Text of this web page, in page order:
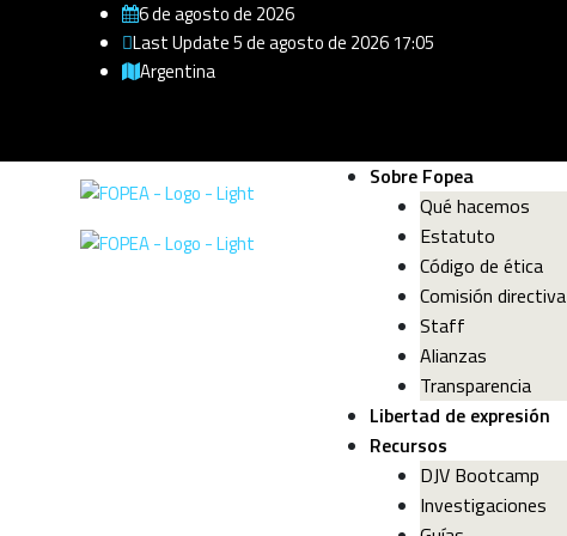
6 de agosto de 2026
Last Update 5 de agosto de 2026 17:05
Argentina
Sobre Fopea
Qué hacemos
Estatuto
Código de ética
Comisión directiva
Staff
Alianzas
Transparencia
Libertad de expresión
Recursos
DJV Bootcamp
Investigaciones